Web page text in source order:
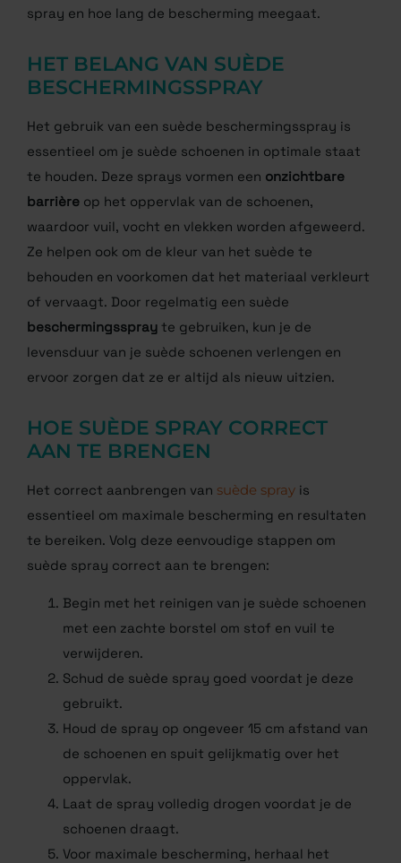
spray en hoe lang de bescherming meegaat.
HET BELANG VAN SUÈDE
BESCHERMINGSSPRAY
Het gebruik van een suède beschermingsspray is
essentieel om je suède schoenen in optimale staat
te houden. Deze sprays vormen een onzichtbare
barrière op het oppervlak van de schoenen,
waardoor vuil, vocht en vlekken worden afgeweerd.
Ze helpen ook om de kleur van het suède te
behouden en voorkomen dat het materiaal verkleurt
of vervaagt. Door regelmatig een suède
beschermingsspray te gebruiken, kun je de
levensduur van je suède schoenen verlengen en
ervoor zorgen dat ze er altijd als nieuw uitzien.
HOE SUÈDE SPRAY CORRECT
AAN TE BRENGEN
Het correct aanbrengen van suède spray is
essentieel om maximale bescherming en resultaten
te bereiken. Volg deze eenvoudige stappen om
suède spray correct aan te brengen:
Begin met het reinigen van je suède schoenen
met een zachte borstel om stof en vuil te
verwijderen.
Schud de suède spray goed voordat je deze
gebruikt.
Houd de spray op ongeveer 15 cm afstand van
de schoenen en spuit gelijkmatig over het
oppervlak.
Laat de spray volledig drogen voordat je de
schoenen draagt.
Voor maximale bescherming, herhaal het